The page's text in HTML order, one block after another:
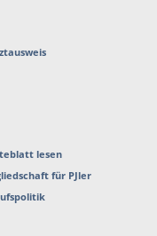
lesen
für PJler